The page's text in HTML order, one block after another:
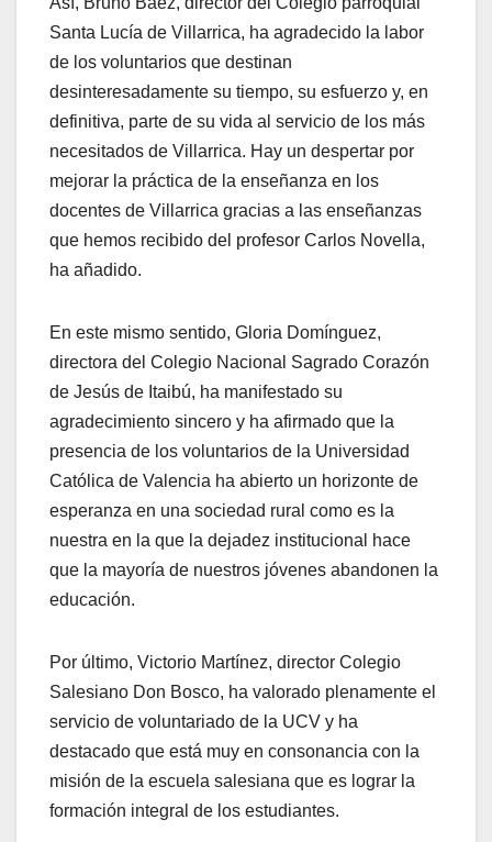
Santa Lucía de Villarrica, ha agradecido la labor
de los voluntarios que destinan
desinteresadamente su tiempo, su esfuerzo y, en
definitiva, parte de su vida al servicio de los más
necesitados de Villarrica. Hay un despertar por
mejorar la práctica de la enseñanza en los
docentes de Villarrica gracias a las enseñanzas
que hemos recibido del profesor Carlos Novella,
ha añadido.
En este mismo sentido, Gloria Domínguez,
directora del Colegio Nacional Sagrado Corazón
de Jesús de Itaibú, ha manifestado su
agradecimiento sincero y ha afirmado que la
presencia de los voluntarios de la Universidad
Católica de Valencia ha abierto un horizonte de
esperanza en una sociedad rural como es la
nuestra en la que la dejadez institucional hace
que la mayoría de nuestros jóvenes abandonen la
educación.
Por último, Victorio Martínez, director Colegio
Salesiano Don Bosco, ha valorado plenamente el
servicio de voluntariado de la UCV y ha
destacado que está muy en consonancia con la
misión de la escuela salesiana que es lograr la
formación integral de los estudiantes.